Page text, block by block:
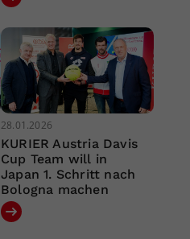
28.01.2026
KURIER Austria Davis
Cup Team will in
Japan 1. Schritt nach
Bologna machen